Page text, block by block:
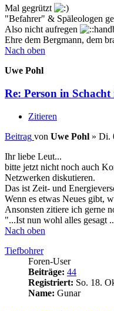
Mal gegrützt
"Befahrer" & Späleologen
Also nicht aufregen
Ehre dem Bergmann, dem
Nach oben
Uwe Pohl
Re: Person in
Zitieren
Beitrag von Uwe Pohl » Di.
Ihr liebe Leut...
bitte jetzt nicht noch auch
Netzwerken diskutieren.
Das ist Zeit- und
Wenn es etwas Neues gibt,
Ansonsten zitiere ich gerne
"...Ist nun wohl alles gesagt
Nach oben
Tiefbohrer
Foren-User
Beiträge: 44
Registriert: So. 18.
Name: Gunar